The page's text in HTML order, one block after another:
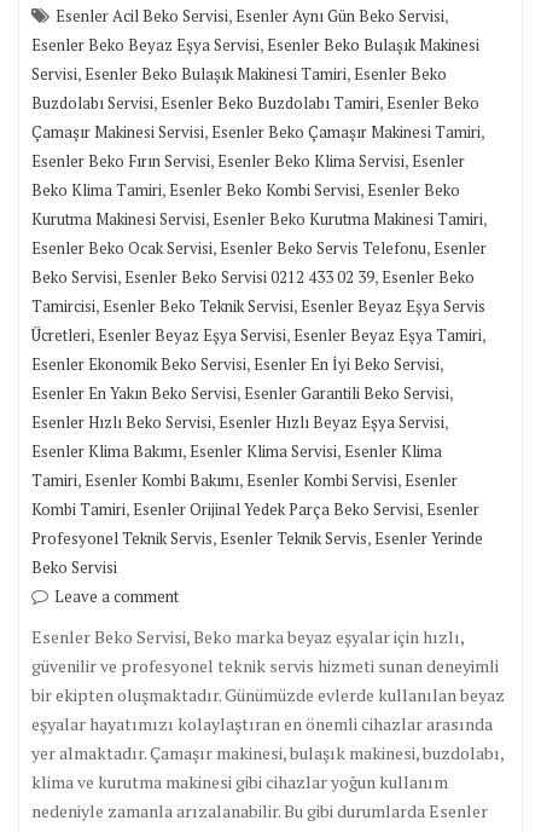
Esenler Acil Beko Servisi,Esenler Aynı Gün Beko Servisi,
Esenler Beko Beyaz Eşya Servisi,Esenler Beko Bulaşık Makinesi
Servisi,Esenler Beko Bulaşık Makinesi Tamiri,Esenler Beko
Buzdolabı Servisi,Esenler Beko Buzdolabı Tamiri,Esenler Beko
Çamaşır Makinesi Servisi,Esenler Beko Çamaşır Makinesi Tamiri,
Esenler Beko Fırın Servisi,Esenler Beko Klima Servisi,Esenler
Beko Klima Tamiri,Esenler Beko Kombi Servisi,Esenler Beko
Kurutma Makinesi Servisi,Esenler Beko Kurutma Makinesi Tamiri,
Esenler Beko Ocak Servisi,Esenler Beko Servis Telefonu,Esenler
Beko Servisi,Esenler Beko Servisi 0212 433 02 39,Esenler Beko
Tamircisi,Esenler Beko Teknik Servisi,Esenler Beyaz Eşya Servis
Ücretleri,Esenler Beyaz Eşya Servisi,Esenler Beyaz Eşya Tamiri,
Esenler Ekonomik Beko Servisi,Esenler En İyi Beko Servisi,
Esenler En Yakın Beko Servisi,Esenler Garantili Beko Servisi,
Esenler Hızlı Beko Servisi,Esenler Hızlı Beyaz Eşya Servisi,
Esenler Klima Bakımı,Esenler Klima Servisi,Esenler Klima
Tamiri,Esenler Kombi Bakımı,Esenler Kombi Servisi,Esenler
Kombi Tamiri,Esenler Orijinal Yedek Parça Beko Servisi,Esenler
Profesyonel Teknik Servis,Esenler Teknik Servis,Esenler Yerinde
Beko Servisi
Leave a comment
Esenler Beko Servisi, Beko marka beyaz eşyalar için hızlı,
güvenilir ve profesyonel teknik servis hizmeti sunan deneyimli
bir ekipten oluşmaktadır. Günümüzde evlerde kullanılan beyaz
eşyalar hayatımızı kolaylaştıran en önemli cihazlar arasında
yer almaktadır. Çamaşır makinesi, bulaşık makinesi, buzdolabı,
klima ve kurutma makinesi gibi cihazlar yoğun kullanım
nedeniyle zamanla arızalanabilir. Bu gibi durumlarda Esenler